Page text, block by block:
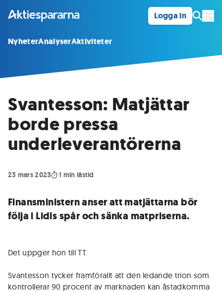
Logga in
NyheterAnalyserAktiviteter
Svantesson: Matjättar
borde pressa
underleverantörerna
23 mars 2023 1 min lästid
Finansministern anser att matjättarna bör
följa i Lidls spår och sänka matpriserna.
Det uppger hon till TT.
Svantesson tycker framförallt att den ledande trion som
kontrollerar 90 procent av marknaden kan åstadkomma